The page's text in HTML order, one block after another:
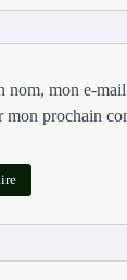
nom, mon e-
mon prochain